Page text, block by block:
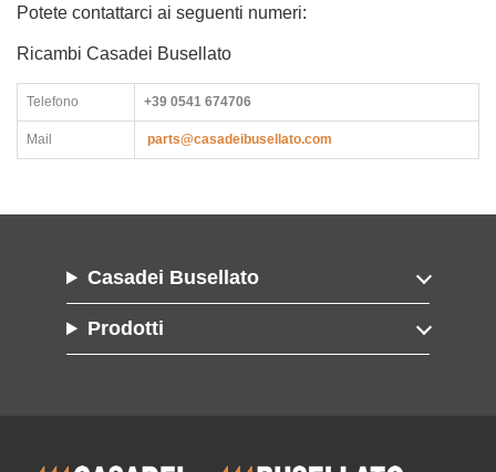
Potete contattarci ai seguenti numeri:
Ricambi Casadei Busellato
Telefono +39 0541 674706
Mail parts@casadeibusellato.com
Casadei Busellato
Prodotti